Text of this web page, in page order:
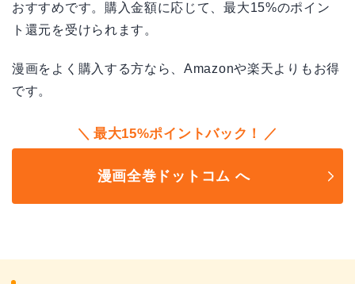
おすすめです。購入金額に応じて、最大15%のポイン
ト還元を受けられます。
漫画をよく購入する方なら、Amazonや楽天よりもお得
です。
最大15%ポイントバック！
漫画全巻ドットコム へ